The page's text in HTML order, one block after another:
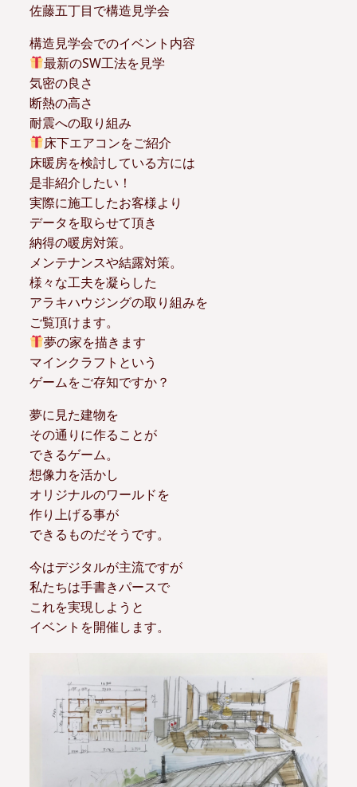
佐藤五丁目で構造見学会
構造見学会でのイベント内容
最新のSW工法を見学
気密の良さ
断熱の高さ
耐震への取り組み
床下エアコンをご紹介
床暖房を検討している方には
是非紹介したい！
実際に施工したお客様より
データを取らせて頂き
納得の暖房対策。
メンテナンスや結露対策。
様々な工夫を凝らした
アラキハウジングの取り組みを
ご覧頂けます。
夢の家を描きます
マインクラフトという
ゲームをご存知ですか？
夢に見た建物を
その通りに作ることが
できるゲーム。
想像力を活かし
オリジナルのワールドを
作り上げる事が
できるものだそうです。
今はデジタルが主流ですが
私たちは手書きパースで
これを実現しようと
イベントを開催します。